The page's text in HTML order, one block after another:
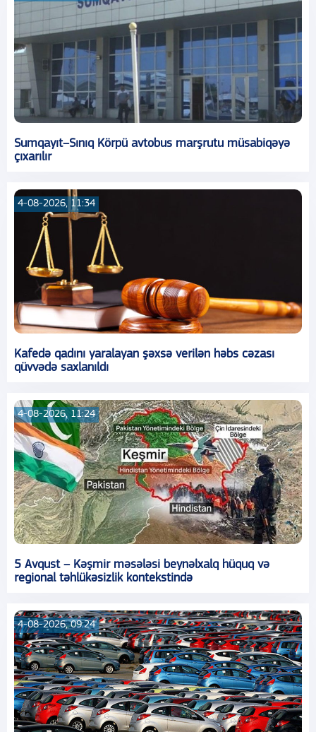
Sumqayıt–Sınıq Körpü avtobus marşrutu müsabiqəyə
çıxarılır
4-08-2026, 11:34
Kafedə qadını yaralayan şəxsə verilən həbs cəzası
qüvvədə saxlanıldı
4-08-2026, 11:24
5 Avqust – Kəşmir məsələsi beynəlxalq hüquq və
regional təhlükəsizlik kontekstində
4-08-2026, 09:24